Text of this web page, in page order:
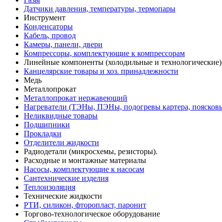
Датчики давления, температуры, термопары
Инструмент
Конденсаторы
Кабель, провод
Камеры, панели, двери
Компрессоры, комплектующие к компрессорам
Линейные компоненты (холодильные и технологические)
Канцелярские товары и хоз. принадлежности
Медь
Металлопрокат
Металлопрокат нержавеющий
Нагреватели (ТЭНы, ПЭНы, подогревы картера,
Неликвидные товары
Подшипники
Прокладки
Отделители жидкости
Радиодетали (микросхемы, резисторы).
Расходные и монтажные материалы
Насосы, комплектующие к насосам
Сантехнические изделия
Теплоизоляция
Технические жидкости
РТИ, силикон, фторопласт, паронит
Торгово-технологическое оборудование